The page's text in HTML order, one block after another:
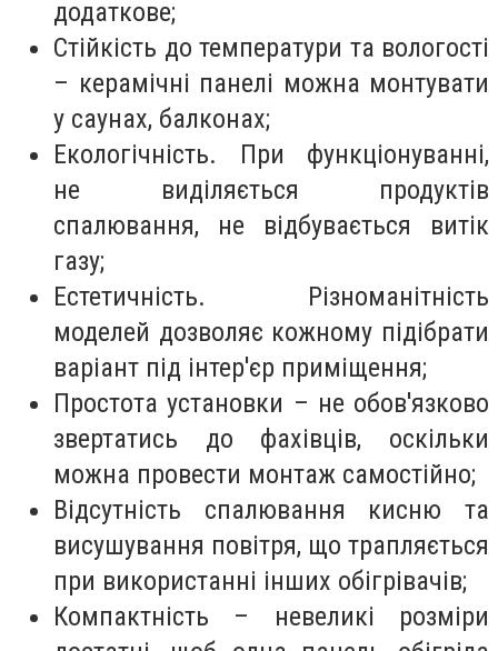
додаткове;
Стійкість до температури та вологості
– керамічні панелі можна монтувати
у саунах, балконах;
Екологічність. При функціонуванні,
не виділяється продуктів
спалювання, не відбувається витік
газу;
Естетичність. Різноманітність
моделей дозволяє кожному підібрати
варіант під інтер'єр приміщення;
Простота установки – не обов'язково
звертатись до фахівців, оскільки
можна провести монтаж самостійно;
Відсутність спалювання кисню та
висушування повітря, що трапляється
при використанні інших обігрівачів;
Компактність – невеликі розміри